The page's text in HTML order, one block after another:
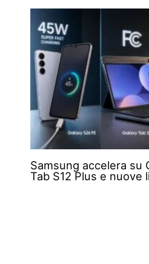
Samsung accelera su
Tab S12 Plus e nuove